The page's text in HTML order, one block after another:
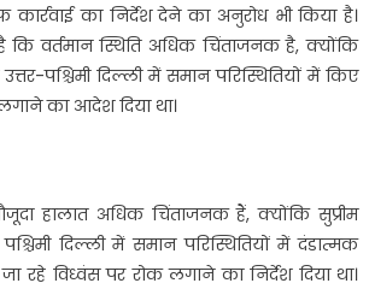
का निर्देश देने का अनुरोध भी किया है।
कि वर्तमान स्थिति अधिक चिंताजनक है, क्योंकि
पश्चिमी दिल्ली में समान परिस्थितियों में किए
का आदेश दिया था।
हालात अधिक चिंताजनक हैं, क्योंकि सुप्रीम
दिल्ली में समान परिस्थितियों में दंडात्मक
रहे विध्वंस पर रोक लगाने का निर्देश दिया था।